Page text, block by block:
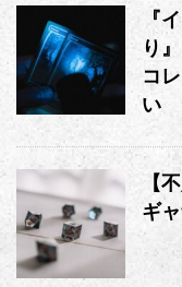
『
り
コ
い
【
ギ